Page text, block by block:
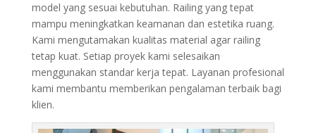
model yang sesuai kebutuhan. Railing yang tepat
mampu meningkatkan keamanan dan estetika ruang.
Kami mengutamakan kualitas material agar railing
tetap kuat. Setiap proyek kami selesaikan
menggunakan standar kerja tepat. Layanan profesional
kami membantu memberikan pengalaman terbaik bagi
klien.